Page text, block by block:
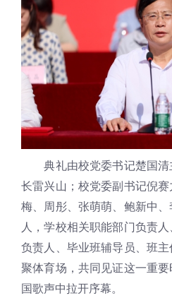
典礼由校党委书记楚国
长雷兴山；校党委副书记倪
梅、周彤、张萌萌、鲍新中
人，学校相关职能部门负责
负责人、毕业班辅导员、班
聚体育场，共同见证这一重
国歌声中拉开序幕。